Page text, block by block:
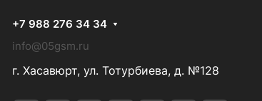
+7 988 276 34 34
info@05gsm.ru
г. Хасавюрт, ул. Тотурбиева, д. №128